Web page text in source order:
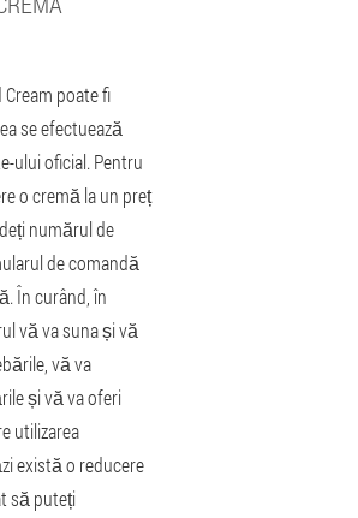
poate fi
se efectuează
ului oficial. Pentru
o cremă la un preț
numărul de
de comandă
În curând, în
vă va suna și vă
vă va
și vă va oferi
utilizarea
există o reducere
să puteți